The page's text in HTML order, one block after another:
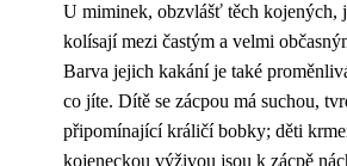
U miminek, obzvlášť těch kojených,
kolísají mezi častým a velmi
Barva jejich kakání je také
co jíte. Dítě se zácpou má suchou,
připomínající králičí bobky; děti
kojeneckou výživou jsou k zácpě